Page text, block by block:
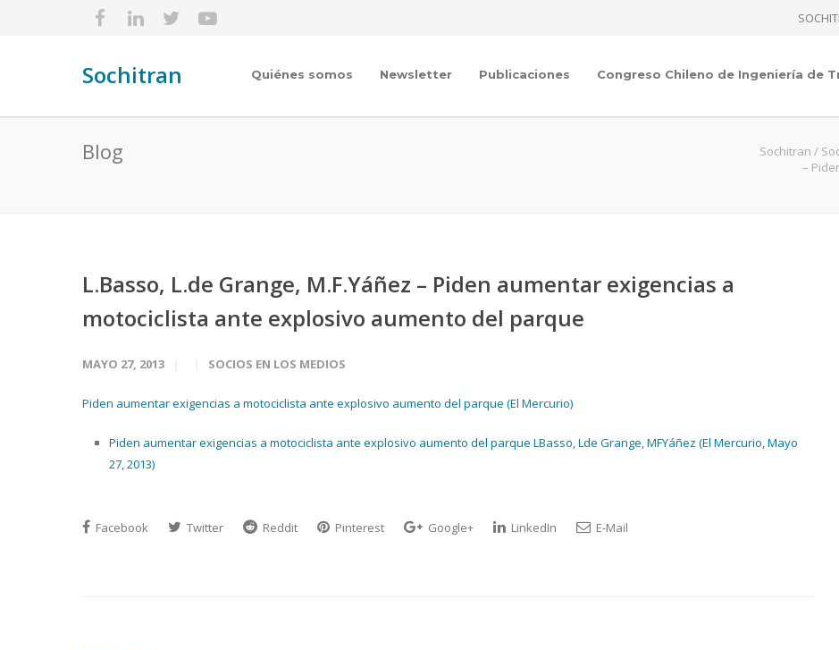
Sochitran Quiénes somos Newsletter Publicaciones Congreso Chileno de Ingeniería de
Blog Sochitran /
–
L.Basso, L.de Grange, M.F.Yáñez – Piden aumentar exigencias a
motociclista ante explosivo aumento del parque
MAYO 27, 2013 SOCIOS EN LOS MEDIOS
Piden aumentar exigencias a motociclista ante explosivo aumento del parque (El Mercurio)
Piden aumentar exigencias a motociclista ante explosivo aumento del parque LBasso, Lde Grange, MFYáñez (El Mercurio, Mayo
27, 2013)
Facebook Twitter Reddit Pinterest Google+ LinkedIn E-Mail